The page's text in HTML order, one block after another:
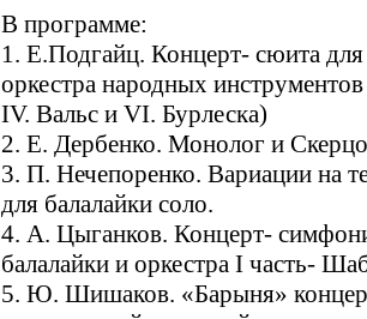
В программе:
1. Е.Подгайц. Концерт- сюита для
оркестра народных
IV. Вальс и VI. Бурлеска)
2. Е. Дербенко. Монолог и Скерцо
3. П. Нечепоренко. Вариации на
для балалайки соло.
4. А. Цыганков. Концерт-
балалайки и оркестра I часть-
5. Ю. Шишаков. «Барыня»